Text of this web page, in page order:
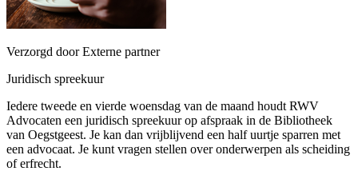
Verzorgd door Externe partner
Juridisch spreekuur
Iedere tweede en vierde woensdag van de maand houdt RWV
Advocaten een juridisch spreekuur op afspraak in de Bibliotheek
van Oegstgeest. Je kan dan vrijblijvend een half uurtje sparren met
een advocaat. Je kunt vragen stellen over onderwerpen als scheiding
of erfrecht.